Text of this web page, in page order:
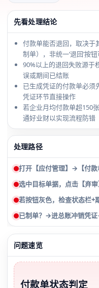
先看处理结论
付款单能否退回，取决
制单），非统一‘退回’按
90%以上的退回失败源于
误或期间已结账
已生成凭证的付款单必须
凭证环节直接操作
若企业月均付款单超150
通好业财以实现流程防错
处理路径
打开【应付管理】→【付款
选中目标单据，点击【弃审
若按钮灰色，检查状态栏+
已制单？→进总账冲销凭
问题速览
付款单状态判定